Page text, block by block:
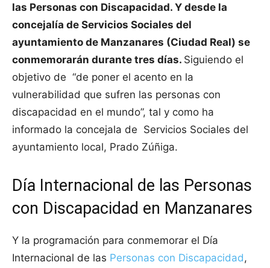
las Personas con Discapacidad. Y desde la
concejalía de Servicios Sociales del
ayuntamiento de Manzanares (Ciudad Real) se
conmemorarán durante tres días. Siguiendo el
objetivo de “de poner el acento en la
vulnerabilidad que sufren las personas con
discapacidad en el mundo”, tal y como ha
informado la concejala de Servicios Sociales del
ayuntamiento local, Prado Zúñiga.
Día Internacional de las Personas
con Discapacidad en Manzanares
Y la programación para conmemorar el Día
Internacional de las Personas con Discapacidad,